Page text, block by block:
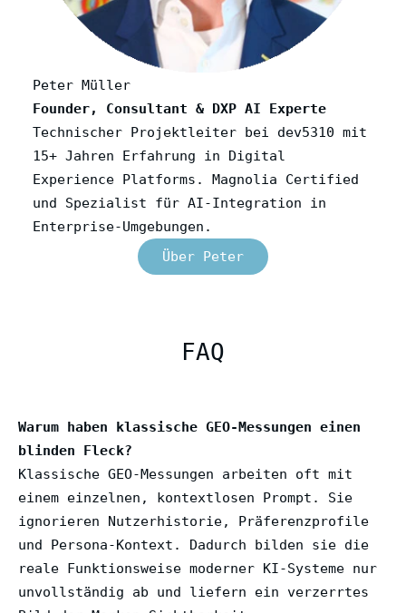
Peter Müller
Founder, Consultant & DXP AI Experte
Technischer Projektleiter bei dev5310 mit
15+ Jahren Erfahrung in Digital
Experience Platforms. Magnolia Certified
und Spezialist für AI-Integration in
Enterprise-Umgebungen.
Über Peter
FAQ
Warum haben klassische GEO-Messungen einen
blinden Fleck?
Klassische GEO-Messungen arbeiten oft mit
einem einzelnen, kontextlosen Prompt. Sie
ignorieren Nutzerhistorie, Präferenzprofile
und Persona-Kontext. Dadurch bilden sie die
reale Funktionsweise moderner KI-Systeme nur
unvollständig ab und liefern ein verzerrtes